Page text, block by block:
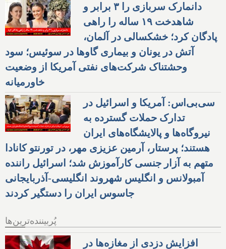
دانمارک سربازی را ۳ برابر و
شاهدخت ۱۹ ساله را راهی
پادگان کرد؛ خشکسالی در آلمان،
آتش در یونان و بیماری گاوها در سوئیس؛ سود
وحشتناک شرکت‌های نفتی آمریکا از وضعیت
خاورمیانه
سی‌بی‌اس: آمریکا و اسرائیل در
تدارک حملات گسترده به
نیروگاه‌ها و پالایشگاه‌های ایران
هستند؛ پرستار، آرمین عزیزی مهر، در تورنتو کانادا
متهم به آزار جنسی کارآموزش شد؛ اسرائیل راننده
آمبولانس و انگلیس شهروند انگلیسی-آذربایجانی
جاسوس ایران را دستگیر کردند
پُربیننده‌ترین‌ها
افزایش دزدی از مغازه‌ها در